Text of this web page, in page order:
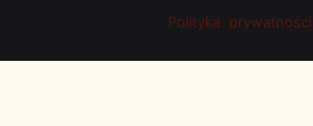
Polityka prywatności